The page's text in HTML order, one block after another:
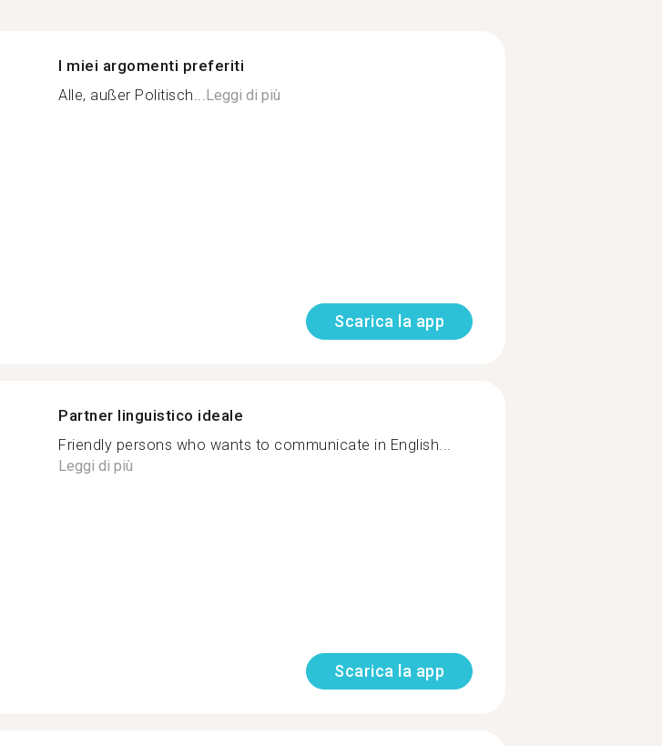
I miei argomenti preferiti
Alle, außer Politisch...Leggi di più
Scarica la app
Partner linguistico ideale
Friendly persons who wants to communicate in English...
Leggi di più
Scarica la app